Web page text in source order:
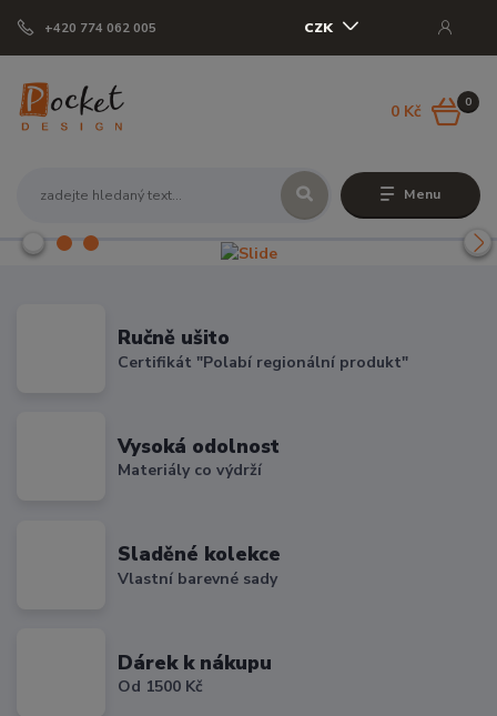
Menu
+420 774 062 005 CZK
0
0 Kč
Ručně ušito
Certifikát "Polabí regionální produkt"
Vysoká odolnost
Materiály co výdrží
Sladěné kolekce
Vlastní barevné sady
Dárek k nákupu
Od 1500 Kč